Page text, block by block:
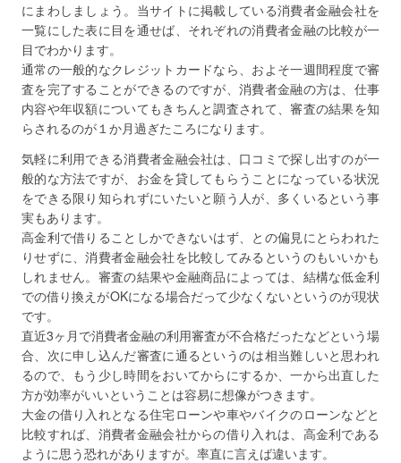
にまわしましょう。当サイトに掲載している消費者金融会社を
一覧にした表に目を通せば、それぞれの消費者金融の比較が一
目でわかります。
通常の一般的なクレジットカードなら、およそ一週間程度で審
査を完了することができるのですが、消費者金融の方は、仕事
内容や年収額についてもきちんと調査されて、審査の結果を知
らされるのが１か月過ぎたころになります。
気軽に利用できる消費者金融会社は、口コミで探し出すのが一
般的な方法ですが、お金を貸してもらうことになっている状況
をできる限り知られずにいたいと願う人が、多くいるという事
実もあります。
高金利で借りることしかできないはず、との偏見にとらわれた
りせずに、消費者金融会社を比較してみるというのもいいかも
しれません。審査の結果や金融商品によっては、結構な低金利
での借り換えがOKになる場合だって少なくないというのが現状
です。
直近3ヶ月で消費者金融の利用審査が不合格だったなどという場
合、次に申し込んだ審査に通るというのは相当難しいと思われ
るので、もう少し時間をおいてからにするか、一から出直した
方が効率がいいということは容易に想像がつきます。
大金の借り入れとなる住宅ローンや車やバイクのローンなどと
比較すれば、消費者金融会社からの借り入れは、高金利である
ように思う恐れがありますが。率直に言えば違います。